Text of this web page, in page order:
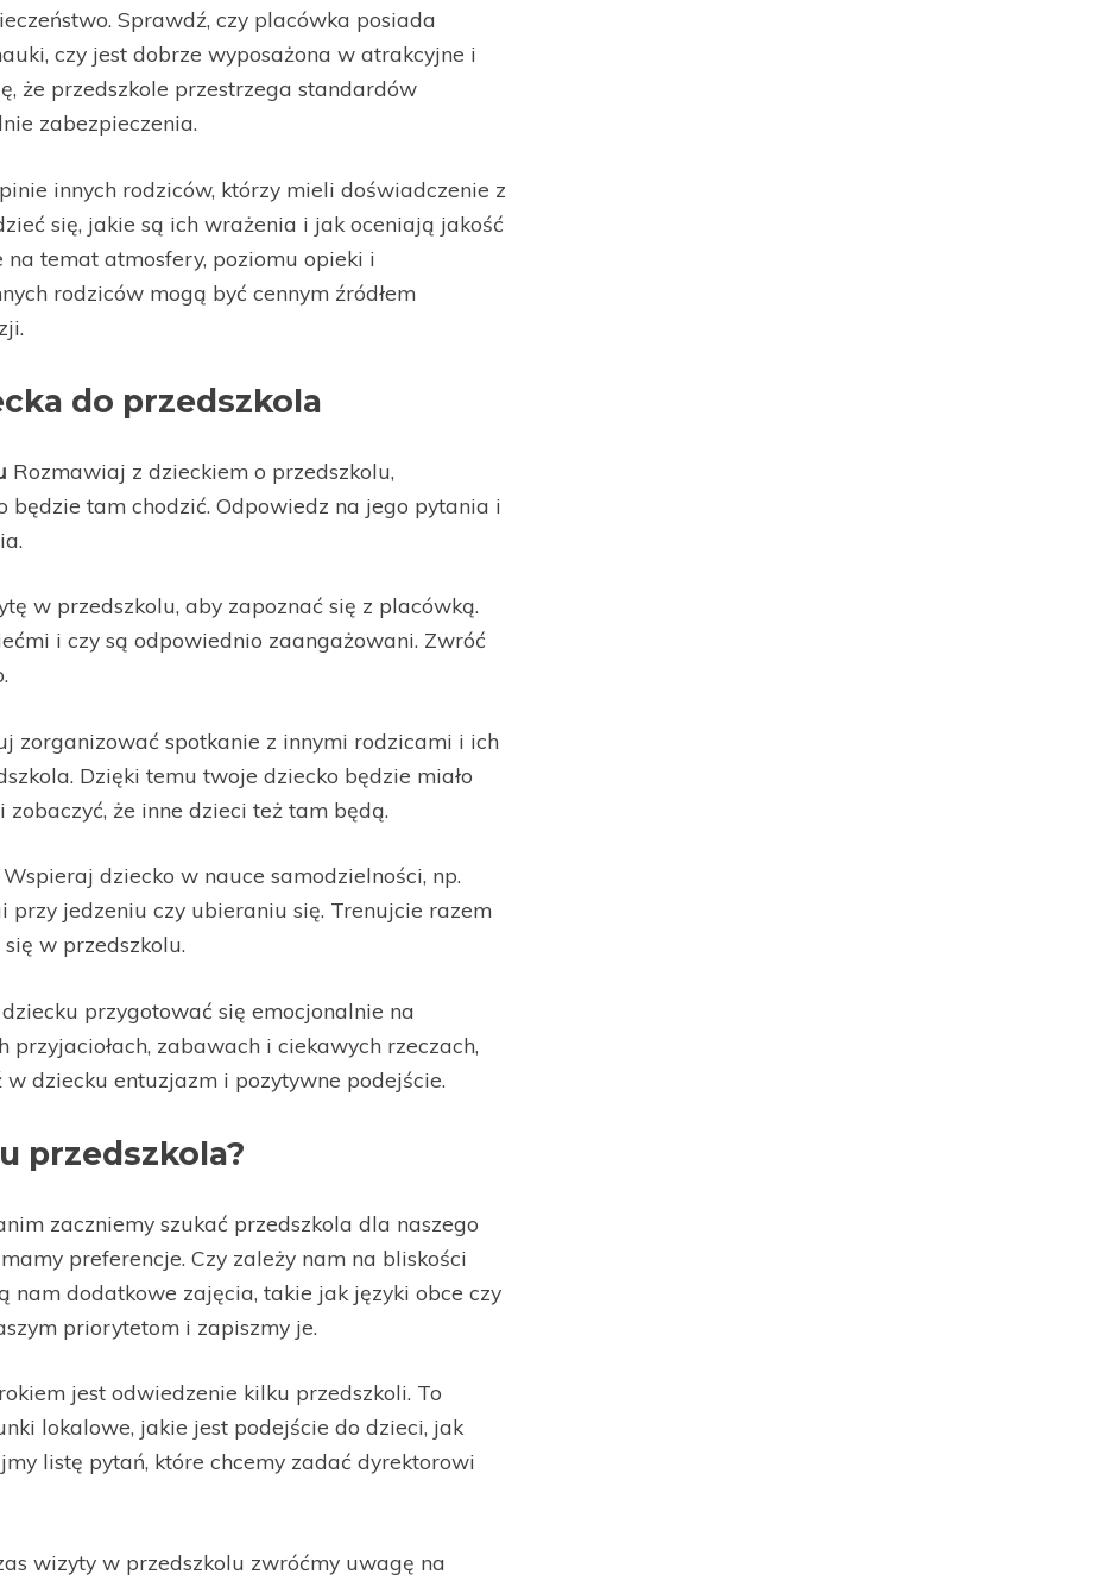
Sprawdź, czy placówka posiada
czy jest dobrze wyposażona w atrakcyjne i
że przedszkole przestrzega standardów
zabezpieczenia.
innych rodziców, którzy mieli doświadczenie z
się, jakie są ich wrażenia i jak oceniają jakość
temat atmosfery, poziomu opieki i
rodziców mogą być cennym źródłem
do przedszkola
Rozmawiaj z dzieckiem o przedszkolu,
będzie tam chodzić. Odpowiedz na jego pytania i
w przedszkolu, aby zapoznać się z placówką.
i czy są odpowiednio zaangażowani. Zwróć
zorganizować spotkanie z innymi rodzicami i ich
Dzięki temu twoje dziecko będzie miało
że inne dzieci też tam będą.
Wspieraj dziecko w nauce samodzielności, np.
przy jedzeniu czy ubieraniu się. Trenujcie razem
w przedszkolu.
przygotować się emocjonalnie na
przyjaciołach, zabawach i ciekawych rzeczach,
dziecku entuzjazm i pozytywne podejście.
przedszkola?
zaczniemy szukać przedszkola dla naszego
preferencje. Czy zależy nam na bliskości
nam dodatkowe zajęcia, takie jak języki obce czy
priorytetom i zapiszmy je.
jest odwiedzenie kilku przedszkoli. To
lokalowe, jakie jest podejście do dzieci, jak
listę pytań, które chcemy zadać dyrektorowi
wizyty w przedszkolu zwróćmy uwagę na